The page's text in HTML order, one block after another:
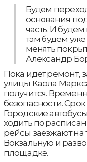
Будем
основания
часть. И
там будем
менять
Александр
Пока идет ремонт,
улицы Карла
получится.
безопасности.
Городские
ходить по
рейсы заезжают на
Вокзальную и
площадке.